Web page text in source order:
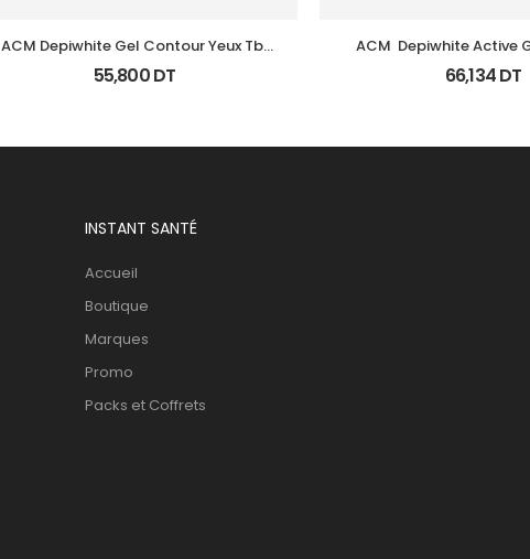
ACM Depiwhite Gel Contour Yeux Tb
15Ml
55,800DT
ACM  Depiwhite Active
Anti Taches
66,134DT
INSTANT SANTÉ
Accueil
Boutique
Marques
Promo
Packs et Coffrets